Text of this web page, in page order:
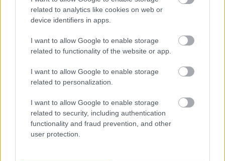
related to analytics like cookies on web or
device identifiers in apps.
I want to allow Google to enable storage
related to functionality of the website or app.
I want to allow Google to enable storage
related to personalization.
I want to allow Google to enable storage
related to security, including authentication
functionality and fraud prevention, and other
user protection.
A legszebb idézetek a barátságról, amiket bármikor
elküldhetsz annak, aki fontos neked
Nem az lettem, akinek 20 évesen képzeltem magam – hála
istennek!
A titkos fegyvereid a nyári hőségben: napszemüveg, kalap
és kendő
Így kérj angyali útmutatást, ha válaszút elé kerültél az
életben
Sose keverj retinolt C-vitaminnal! Ez a 3 legveszélyesebb
hatóanyag-pár, ami árt az arcbőrnek